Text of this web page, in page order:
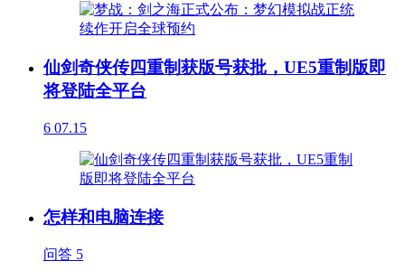
仙剑奇侠传四重制获版号获批，UE5重制版即
将登陆全平台
6 07.15
怎样和电脑连接
问答 5